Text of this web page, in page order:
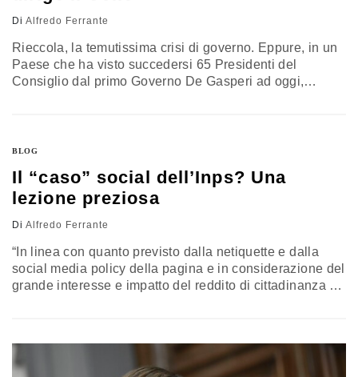
Di Alfredo Ferrante
Rieccola, la temutissima crisi di governo. Eppure, in un
Paese che ha visto succedersi 65 Presidenti del
Consiglio dal primo Governo De Gasperi ad oggi,
data delle elezioni politiche che, in modo assolutamente
BLOG
Il “caso” social dell’Inps? Una
lezione preziosa
Di Alfredo Ferrante
“In linea con quanto previsto dalla netiquette e dalla
social media policy della pagina e in considerazione del
grande interesse e impatto del reddito di cittadinanza e
scusarci con quanti possano essersi sentiti toccati od
offesi da…